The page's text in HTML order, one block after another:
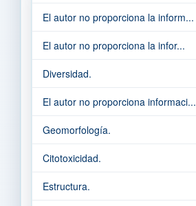
El autor no proporciona la inform...
El autor no proporciona la infor...
Diversidad.
El autor no proporciona informaci...
Geomorfología.
Citotoxicidad.
Estructura.